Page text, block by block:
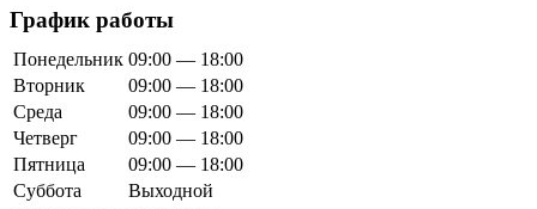
График работы
Понедельник 09:00 — 18:00
Вторник
09:00 — 18:00
Среда
09:00 — 18:00
Четверг
09:00 — 18:00
Пятница
09:00 — 18:00
Суббота
Выходной